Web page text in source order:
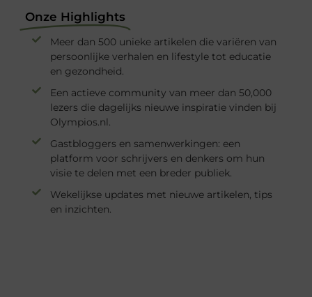
Onze Highlights
Meer dan 500 unieke artikelen die variëren van
persoonlijke verhalen en lifestyle tot educatie
en gezondheid.
Een actieve community van meer dan 50,000
lezers die dagelijks nieuwe inspiratie vinden bij
Olympios.nl.
Gastbloggers en samenwerkingen: een
platform voor schrijvers en denkers om hun
visie te delen met een breder publiek.
Wekelijkse updates met nieuwe artikelen, tips
en inzichten.